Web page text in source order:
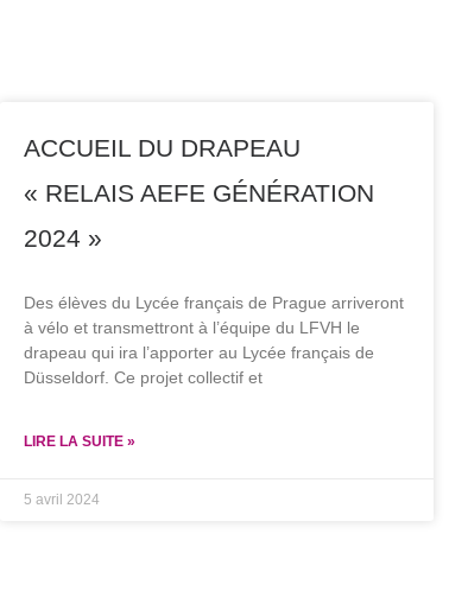
ACCUEIL DU DRAPEAU
« RELAIS AEFE GÉNÉRATION
2024 »
Des élèves du Lycée français de Prague arriveront
à vélo et transmettront à l’équipe du LFVH le
drapeau qui ira l’apporter au Lycée français de
Düsseldorf. Ce projet collectif et
LIRE LA SUITE »
5 avril 2024